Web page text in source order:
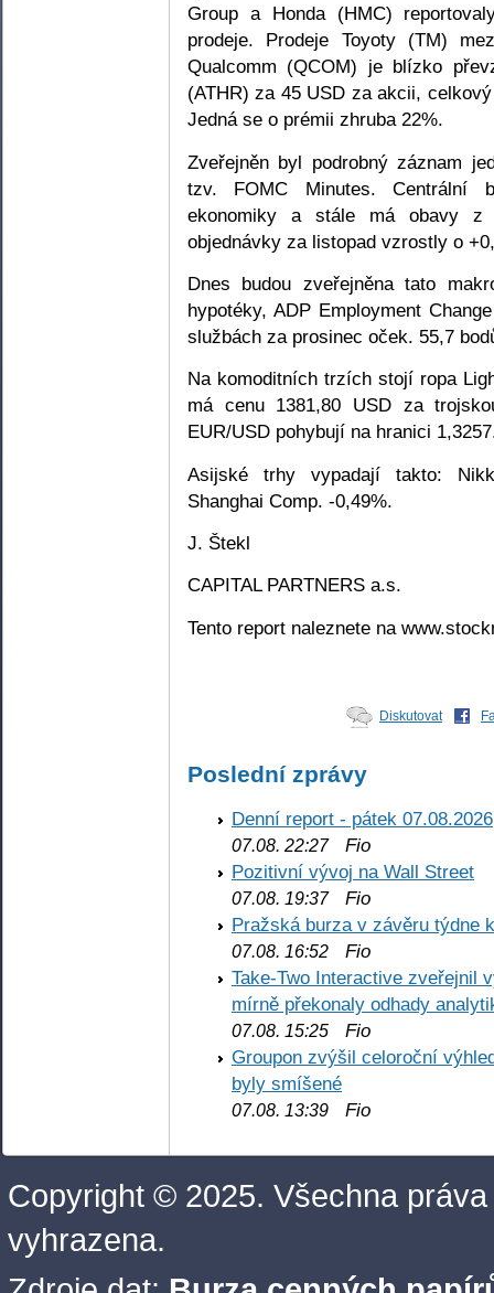
Group a Honda (HMC)
prodeje. Prodeje Toyoty (TM)
Qualcomm (QCOM) je blízko
(ATHR) za 45 USD za akcii,
Jedná se o prémii zhruba 22%.
Zveřejněn byl podrobný záznam
tzv. FOMC Minutes. Centrální
ekonomiky a stále má obavy z
objednávky za listopad vzrostly o
Dnes budou zveřejněna tato
hypotéky, ADP Employment
službách za prosinec oček. 55,7
Na komoditních trzích stojí ropa
má cenu 1381,80 USD za
EUR/USD pohybují na hranici
Asijské trhy vypadají takto:
Shanghai Comp. -0,49%.
J. Štekl
CAPITAL PARTNERS a.s.
Tento report naleznete na
Diskutovat
Poslední zprávy
Denní report - pátek 07.08.2026
07.08. 22:27Fio
Pozitivní vývoj na Wall Street
07.08. 19:37Fio
Pražská burza v závěru týdne
07.08. 16:52 Fio
Take-Two Interactive zveřejnil
mírně překonaly odhady
07.08. 15:25 Fio
Groupon zvýšil celoroční
byly smíšené
07.08. 13:39 Fio
Copyright © 2025. Všechna práva
vyhrazena.